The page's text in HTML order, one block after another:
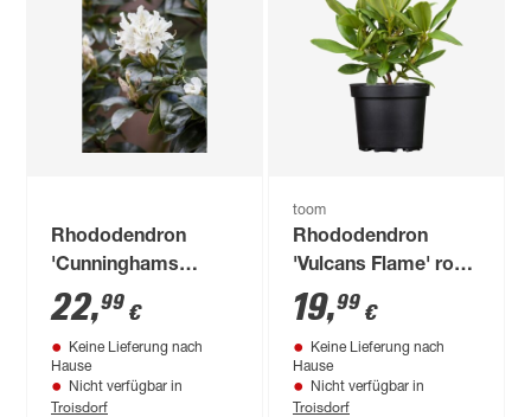
Rhododendron
'Cunninghams
White', 23 cm Topf
22,99 €
Keine Lieferung nach
Hause
Nicht verfügbar in
Troisdorf
toom
Rhododendron
'Vulcans Flame' rot
23 cm Topf
19,99 €
Keine Lieferung nach
Hause
Nicht verfügbar in
Troisdorf